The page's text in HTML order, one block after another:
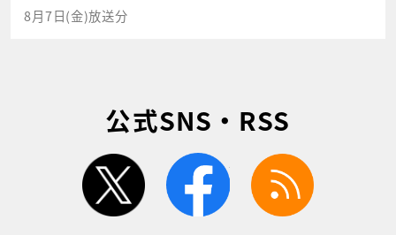
8月7日(金)放送分
公式SNS・RSS
twitter facebook